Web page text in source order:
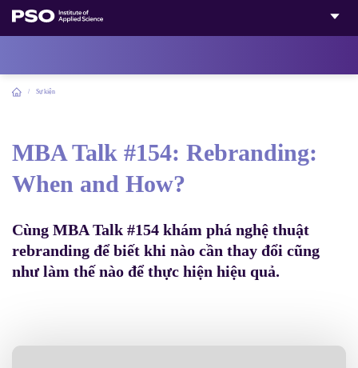
qua
nội
Home / Sự kiện
MBA Talk #154: Rebranding:
When and How?
Cùng MBA Talk #154 khám phá nghệ thuật
rebranding để biết khi nào cần thay đổi cũng
như làm thế nào để thực hiện hiệu quả.